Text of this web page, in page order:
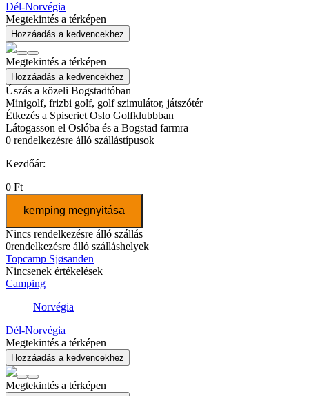
Dél-Norvégia
Megtekintés a térképen
Hozzáadás a kedvencekhez
Megtekintés a térképen
Hozzáadás a kedvencekhez
Úszás a közeli Bogstadtóban
Minigolf, frizbi golf, golf szimulátor, játszótér
Étkezés a Spiseriet Oslo Golfklubbban
Látogasson el Oslóba és a Bogstad farmra
0 rendelkezésre álló szállástípusok
Kezdőár:
0 Ft
kemping megnyitása
Nincs rendelkezésre álló szállás
0rendelkezésre álló szálláshelyek
Topcamp Sjøsanden
Nincsenek értékelések
Camping
Norvégia
Dél-Norvégia
Megtekintés a térképen
Hozzáadás a kedvencekhez
Megtekintés a térképen